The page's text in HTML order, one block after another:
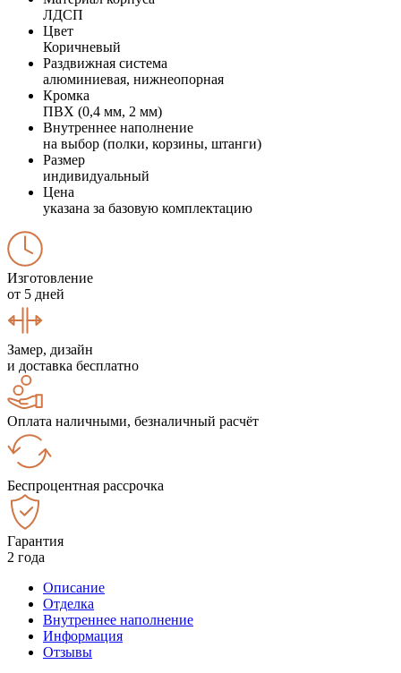
ЛДСП
Цвет
Коричневый
Раздвижная система
алюминиевая, нижнеопорная
Кромка
ПВХ (0,4 мм, 2 мм)
Внутреннее наполнение
на выбор (полки, корзины, штанги)
Размер
индивидуальный
Цена
указана за базовую комплектацию
Изготовление
от 5 дней
Замер, дизайн
и доставка бесплатно
Оплата наличными, безналичный расчёт
Беспроцентная рассрочка
Гарантия
2 года
Описание
Отделка
Внутреннее наполнение
Информация
Отзывы